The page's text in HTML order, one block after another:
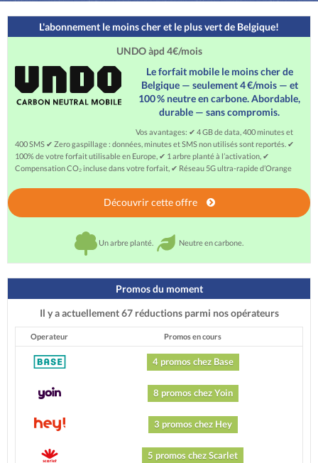
L'abonnement le moins cher et le plus vert de Belgique!
UNDO àpd 4€/mois
Le forfait mobile le moins cher de
Belgique — seulement 4 €/mois — et
100 % neutre en carbone. Abordable,
durable — sans compromis.
Vos avantages: ✔ 4 GB de data, 400 minutes et
400 SMS ✔ Zero gaspillage : données, minutes et SMS non utilisés sont reportés. ✔
100% de votre forfait utilisable en Europe, ✔ 1 arbre planté à l’activation, ✔
Compensation CO₂ incluse dans votre forfait, ✔ Réseau 5G ultra-rapide d’Orange
Découvrir cette offre
Un arbre planté. Neutre en carbone.
Promos du moment
Il y a actuellement 67 réductions parmi nos opérateurs
Operateur Promos en cours
4 promos chez Base
8 promos chez Yoin
3 promos chez Hey
5 promos chez Scarlet